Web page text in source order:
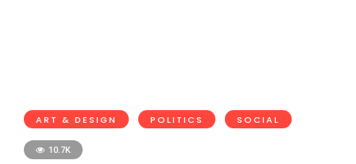
ART & DESIGN POLITICS SOCIAL
10.7K